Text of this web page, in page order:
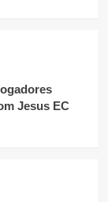
Jesus EC